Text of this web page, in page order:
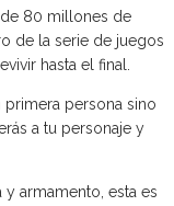
80 millones de
de la serie de juegos
hasta el final.
persona sino
a tu personaje y
armamento, esta es